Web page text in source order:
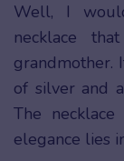
Well, I
necklace
grandmother.
of silver and
The
elegance lies